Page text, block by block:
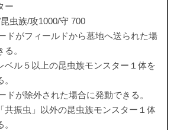
ー
虫族/攻1000/守 700
ドがフィールドから墓地へ送られた場
。
ベル５以上の昆虫族モンスター１体を
ドが除外された場合に発動できる。
共振虫」以外の昆虫族モンスター１体